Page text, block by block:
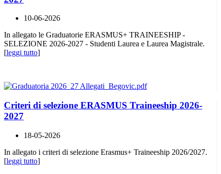
10-06-2026
In allegato le Graduatorie ERASMUS+ TRAINEESHIP -
SELEZIONE 2026-2027 - Studenti Laurea e Laurea Magistrale.
[leggi tutto]
Criteri di selezione ERASMUS Traineeship 2026-
2027
18-05-2026
In allegato i criteri di selezione Erasmus+ Traineeship 2026/2027.
[leggi tutto]